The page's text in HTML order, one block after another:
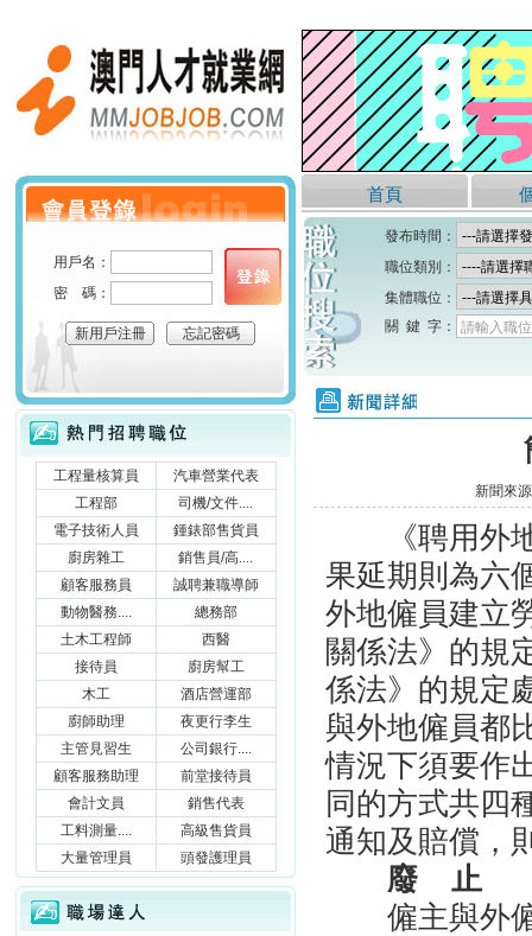
首頁
發布時間：
職位類別：
集體職位：
關 鍵 字：
請輸入職
新聞詳細
新聞來
《聘用外地
果延期則為六
外地僱員建立
關係法》的規
係法》的規定
與外地僱員都
情況下須要作
同的方式共四
通知及賠償，
廢
止
僱主與外
個人會員登錄
用戶名：
密 碼：
新用戶注冊 忘記密碼
熱門招聘職位
工程量核算員
汽車營業代表
工程部
司機/文件....
電子技術人員
鍾錶部售貨員
廚房雜工
銷售員/高....
顧客服務員
誠聘兼職導師
動物醫務....
總務部
土木工程師
西醫
接待員
廚房幫工
木工
酒店營運部
廚師助理
夜更行李生
主管見習生
公司銀行....
顧客服務助理
前堂接待員
會計文員
銷售代表
工料測量....
高級售貨員
大量管理員
頭發護理員
職場達人